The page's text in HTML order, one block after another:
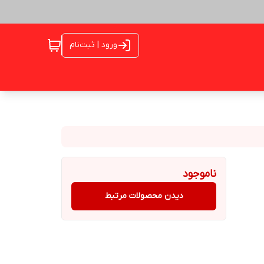
ورود | ثبت‌نام
ناموجود
دیدن محصولات مرتبط